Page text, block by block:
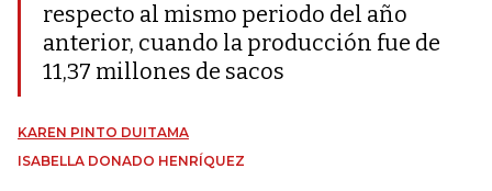
respecto al mismo periodo del año
anterior, cuando la producción fue de
11,37 millones de sacos
KAREN PINTO DUITAMA
ISABELLA DONADO HENRÍQUEZ